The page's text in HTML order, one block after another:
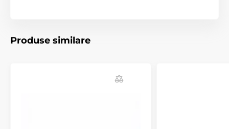
Produse similare